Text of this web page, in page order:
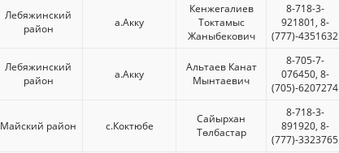
Лебяжинский
район
а.Акку
Кенжегалиев
Токтамыс
Жаныбекович
8-718-3-
921801, 8-
(777)-4351632
Лебяжинский
район
а.Акку
Альтаев Канат
Мынтаевич
8-705-7-
076450, 8-
(705)-6207274
Майский район с.Коктюбе
Сайырхан
Төлбастар
8-718-3-
891920, 8-
(777)-3323765